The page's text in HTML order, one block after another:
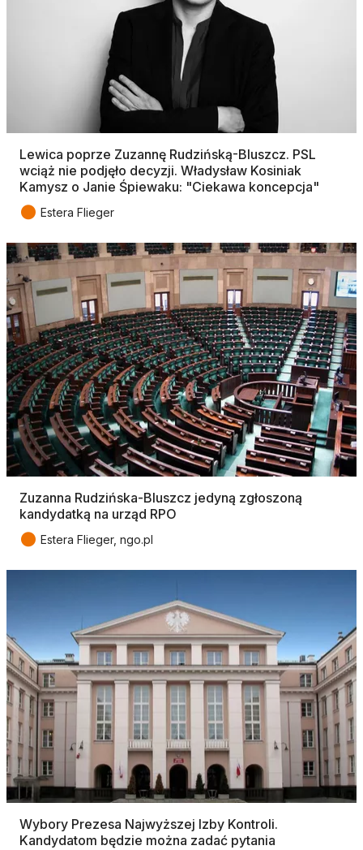
Lewica poprze Zuzannę Rudzińską-Bluszcz. PSL
wciąż nie podjęło decyzji. Władysław Kosiniak
Kamysz o Janie Śpiewaku: "Ciekawa koncepcja"
● Estera Flieger
Zuzanna Rudzińska-Bluszcz jedyną zgłoszoną
kandydatką na urząd RPO
● Estera Flieger, ngo.pl
Wybory Prezesa Najwyższej Izby Kontroli.
Kandydatom będzie można zadać pytania